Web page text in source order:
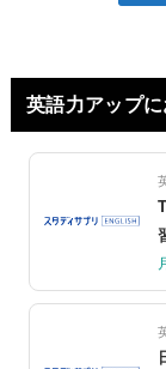
英語力アップ